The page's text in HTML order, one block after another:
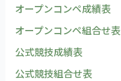
オープンコンペ成績表
オープンコンペ組合せ表
公式競技成績表
公式競技組合せ表